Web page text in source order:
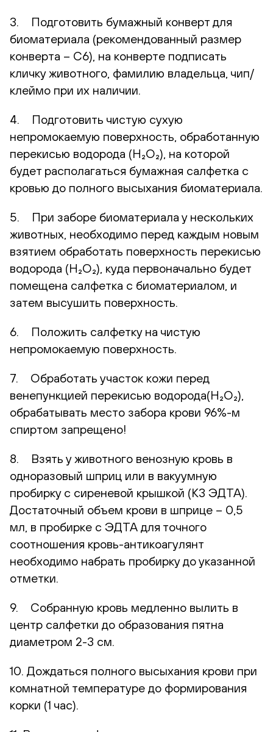
3. Подготовить бумажный конверт для
биоматериала (рекомендованный размер
конверта – С6), на конверте подписать
кличку животного, фамилию владельца, чип/
клеймо при их наличии.
4. Подготовить чистую сухую
непромокаемую поверхность, обработанную
перекисью водорода (H₂O₂), на которой
будет располагаться бумажная салфетка с
кровью до полного высыхания биоматериала.
5. При заборе биоматериала у нескольких
животных, необходимо перед каждым новым
взятием обработать поверхность перекисью
водорода (H₂O₂), куда первоначально будет
помещена салфетка с биоматериалом, и
затем высушить поверхность.
6. Положить салфетку на чистую
непромокаемую поверхность.
7. Обработать участок кожи перед
венепункцией перекисью водорода(H₂O₂),
обрабатывать место забора крови 96%-м
спиртом запрещено!
8. Взять у животного венозную кровь в
одноразовый шприц или в вакуумную
пробирку с сиреневой крышкой (К3 ЭДТА).
Достаточный объем крови в шприце – 0,5
мл, в пробирке с ЭДТА для точного
соотношения кровь-антикоагулянт
необходимо набрать пробирку до указанной
отметки.
9. Собранную кровь медленно вылить в
центр салфетки до образования пятна
диаметром 2-3 см.
10. Дождаться полного высыхания крови при
комнатной температуре до формирования
корки (1 час).